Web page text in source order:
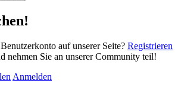
auf unserer Seite? Registrieren
nehmen Sie an unserer Community teil!
Anmelden